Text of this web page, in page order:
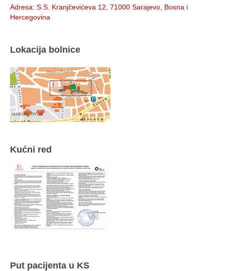
Adresa: S.S. Kranjčevićeva 12, 71000 Sarajevo, Bosna i
Hercegovina
Lokacija bolnice
Kućni red
Put pacijenta u KS